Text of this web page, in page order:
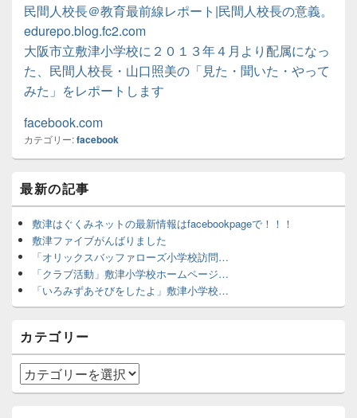
民間人校長＠教育最前線レポート|民間人校長の意義。
edurepo.blog.fc2.com
大阪市立敷津小学校に２０１３年４月より配属になっ
た、民間人校長・山口照美の「見た・聞いた・やって
みた」をレポートします
facebook.com
カテゴリー:facebook
イ
ン
サ
イ
ー
ウ
ィ
ェ
ッ
ト
リ
最新の記事
敷津はぐくみネットの最新情報はfacebookpageで！！！
敷津ファイブがんばりました
「オリックスバッファローズ小学校訪問…
「クラブ活動」敷津小学校ホームページ…
「いろみずあそびをしたよ」敷津小学校…
カテゴリー
カ
テ